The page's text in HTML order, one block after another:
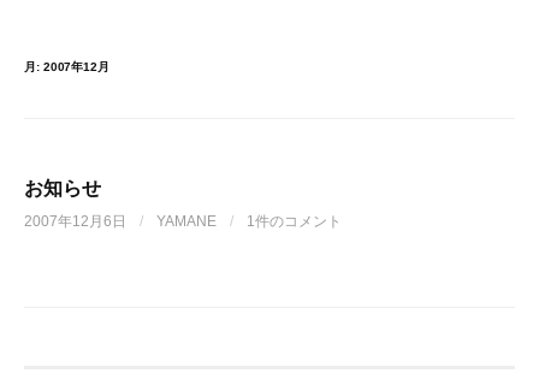
月: 2007年12月
お知らせ
2007年12月6日 / YAMANE / 1件のコメント